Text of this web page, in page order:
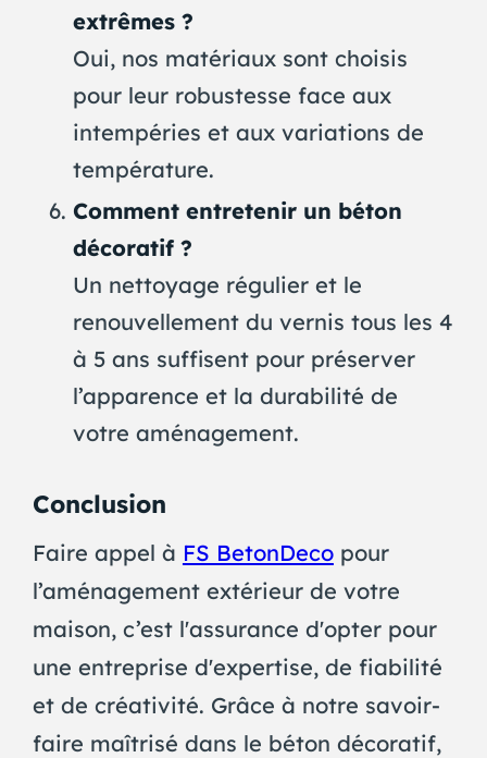
extrêmes ?
Oui, nos matériaux sont choisis
pour leur robustesse face aux
intempéries et aux variations de
température.
Comment entretenir un béton
décoratif ?
Un nettoyage régulier et le
renouvellement du vernis tous les 4
à 5 ans suffisent pour préserver
l’apparence et la durabilité de
votre aménagement.
Conclusion
Faire appel à FS BetonDecopour
l’aménagement extérieur de votre
maison, c’est l'assurance d'opter pour
une entreprise d'expertise, de fiabilité
et de créativité. Grâce à notre savoir-
faire maîtrisé dans le béton décoratif,